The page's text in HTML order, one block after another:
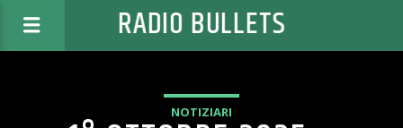
RADIO BULLETS
NOTIZIARI